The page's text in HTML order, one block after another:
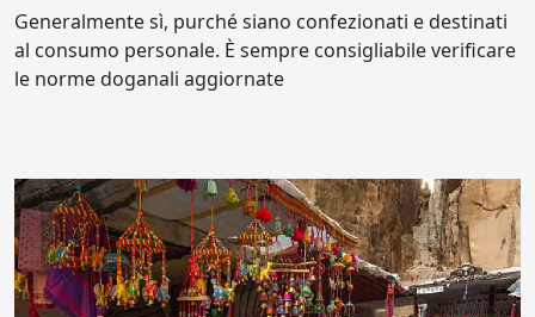
Generalmente sì, purché siano confezionati e destinati
al consumo personale. È sempre consigliabile verificare
le norme doganali aggiornate